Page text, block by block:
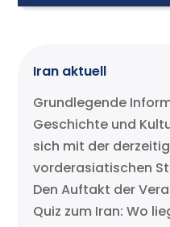
Iran aktuell
Grundlegende
Geschichte und
sich mit der
vorderasiatischen
Den Auftakt der
Quiz zum Iran: Wo